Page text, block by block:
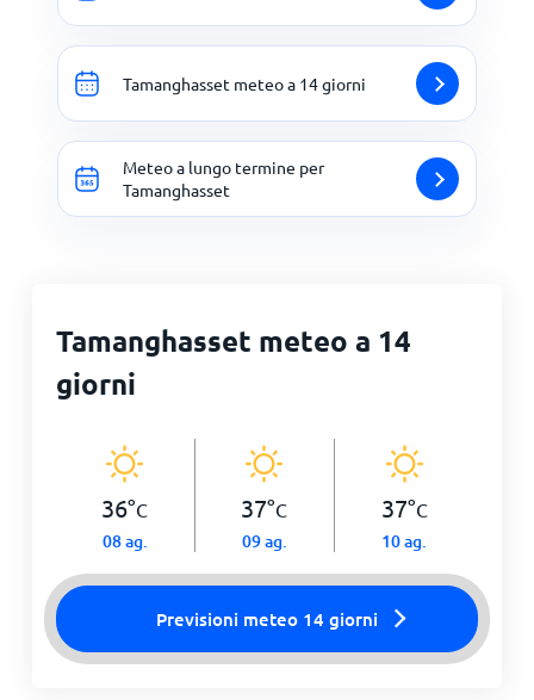
Tamanghasset meteo a 14 giorni
Meteo a lungo termine per
Tamanghasset
Tamanghasset meteo a 14
giorni
36°C
08 ag.
37°C
09 ag.
37°C
10 ag.
Previsioni meteo 14 giorni